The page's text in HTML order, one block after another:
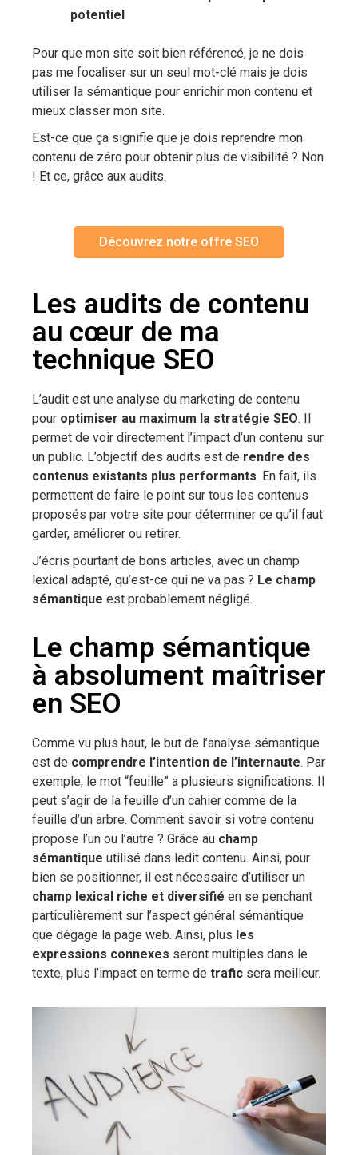
potentiel
Pour que mon site soit bien référencé, je ne dois
pas me focaliser sur un seul mot-clé mais je dois
utiliser la sémantique pour enrichir mon contenu et
mieux classer mon site.
Est-ce que ça signifie que je dois reprendre mon
contenu de zéro pour obtenir plus de visibilité ? Non
! Et ce, grâce aux audits.
Découvrez notre offre SEO
Les audits de contenu
au cœur de ma
technique SEO
L’audit est une analyse du marketing de contenu
pour optimiser au maximum la stratégie SEO. Il
permet de voir directement l’impact d’un contenu sur
un public. L’objectif des audits est de rendre des
contenus existants plus performants. En fait, ils
permettent de faire le point sur tous les contenus
proposés par votre site pour déterminer ce qu’il faut
garder, améliorer ou retirer.
J’écris pourtant de bons articles, avec un champ
lexical adapté, qu’est-ce qui ne va pas ? Le champ
sémantique est probablement négligé.
Le champ sémantique
à absolument maîtriser
en SEO
Comme vu plus haut, le but de l’analyse sémantique
est de comprendre l’intention de l’internaute. Par
exemple, le mot “feuille” a plusieurs significations. Il
peut s’agir de la feuille d’un cahier comme de la
feuille d’un arbre. Comment savoir si votre contenu
propose l’un ou l’autre ? Grâce au champ
sémantique utilisé dans ledit contenu. Ainsi, pour
bien se positionner, il est nécessaire d’utiliser un
champ lexical riche et diversifié en se penchant
particulièrement sur l’aspect général sémantique
que dégage la page web. Ainsi, plus les
expressions connexes seront multiples dans le
texte, plus l’impact en terme de trafic sera meilleur.